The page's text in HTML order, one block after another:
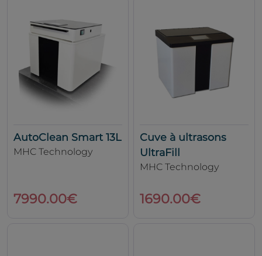
AutoClean Smart 13L
MHC Technology
7990.00€
Cuve à ultrasons
UltraFill
MHC Technology
1690.00€